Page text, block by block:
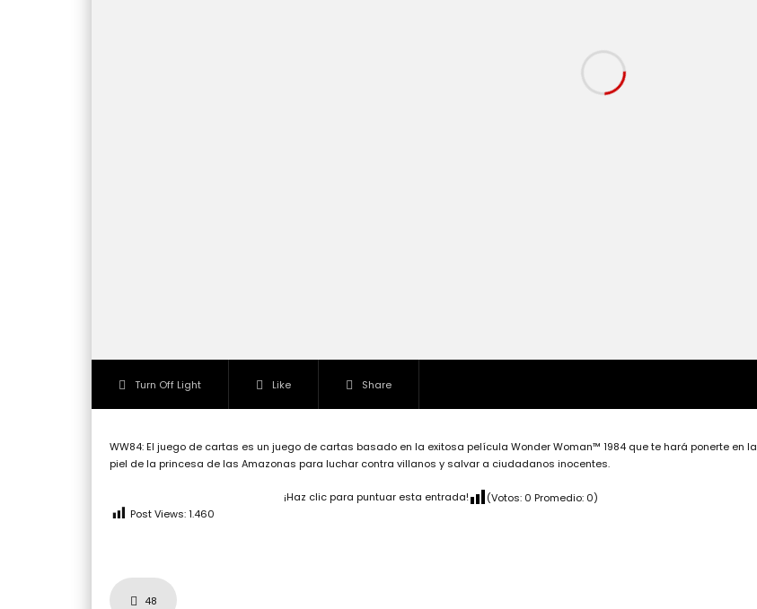
Turn Off Light Like Share
WW84: El juego de cartas es un juego de cartas basado en la exitosa película Wonder Woman™ 1984 que te hará ponerte en la
piel de la princesa de las Amazonas para luchar contra villanos y salvar a ciudadanos inocentes.
¡Haz clic para puntuar esta entrada! (Votos: 0 Promedio: 0)
Post Views:1.460
48